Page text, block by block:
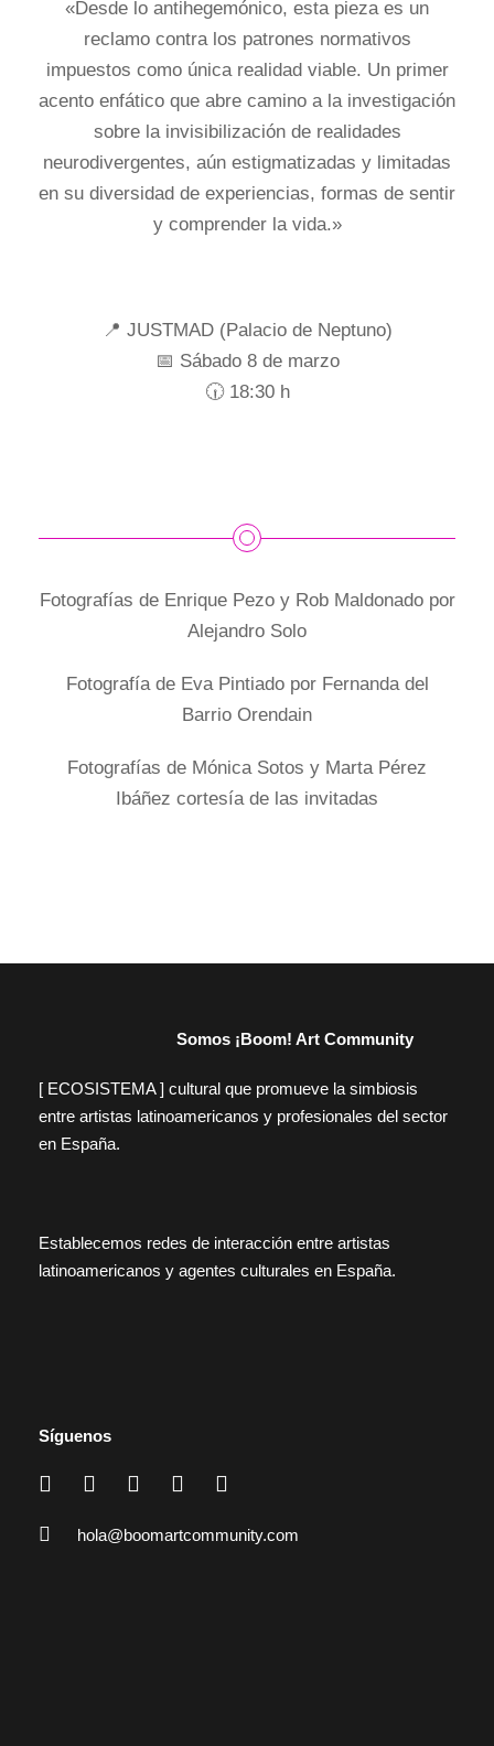
«Desde lo antihegemónico, esta pieza es un
reclamo contra los patrones normativos
impuestos como única realidad viable. Un primer
acento enfático que abre camino a la investigación
sobre la invisibilización de realidades
neurodivergentes, aún estigmatizadas y limitadas
en su diversidad de experiencias, formas de sentir
y comprender la vida.»
📍 JUSTMAD (Palacio de Neptuno)
📅 Sábado 8 de marzo
🕡 18:30 h
Fotografías de Enrique Pezo y Rob Maldonado por
Alejandro Solo
Fotografía de Eva Pintiado por Fernanda del
Barrio Orendain
Fotografías de Mónica Sotos y Marta Pérez
Ibáñez cortesía de las invitadas
Somos ¡Boom! Art Community
[ ECOSISTEMA ] cultural que promueve la simbiosis
entre artistas latinoamericanos y profesionales del sector
en España.
Establecemos redes de interacción entre artistas
latinoamericanos y agentes culturales en España.
Síguenos
hola@boomartcommunity.com